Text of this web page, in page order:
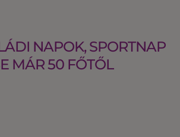
NAPOK, SPORTNAP
MÁR 50 FŐTŐL